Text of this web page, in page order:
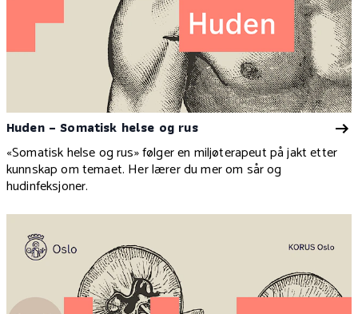
Huden – Somatisk helse og rus
«Somatisk helse og rus» følger en miljøterapeut på jakt etter
kunnskap om temaet. Her lærer du mer om sår og
hudinfeksjoner.